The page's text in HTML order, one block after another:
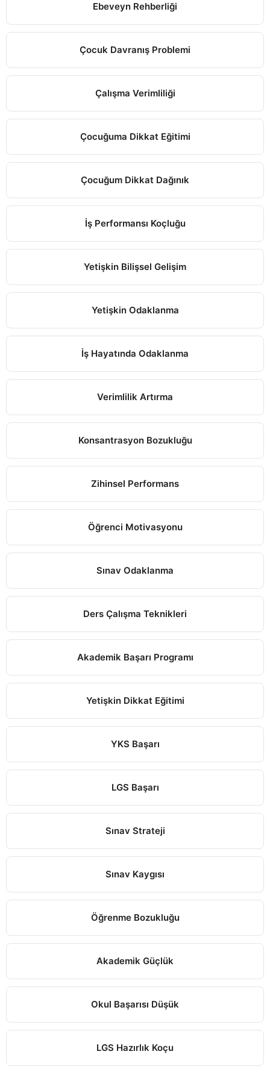
Ebeveyn Rehberliği
Çocuk Davranış Problemi
Çalışma Verimliliği
Çocuğuma Dikkat Eğitimi
Çocuğum Dikkat Dağınık
İş Performansı Koçluğu
Yetişkin Bilişsel Gelişim
Yetişkin Odaklanma
İş Hayatında Odaklanma
Verimlilik Artırma
Konsantrasyon Bozukluğu
Zihinsel Performans
Öğrenci Motivasyonu
Sınav Odaklanma
Ders Çalışma Teknikleri
Akademik Başarı Programı
Yetişkin Dikkat Eğitimi
YKS Başarı
LGS Başarı
Sınav Strateji
Sınav Kaygısı
Öğrenme Bozukluğu
Akademik Güçlük
Okul Başarısı Düşük
LGS Hazırlık Koçu